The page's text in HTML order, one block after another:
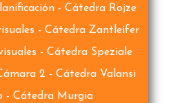
- Cátedra Rojze
- Cátedra Zantleifer
- Cátedra Speziale
2 - Cátedra Valansi
- Cátedra Murgia